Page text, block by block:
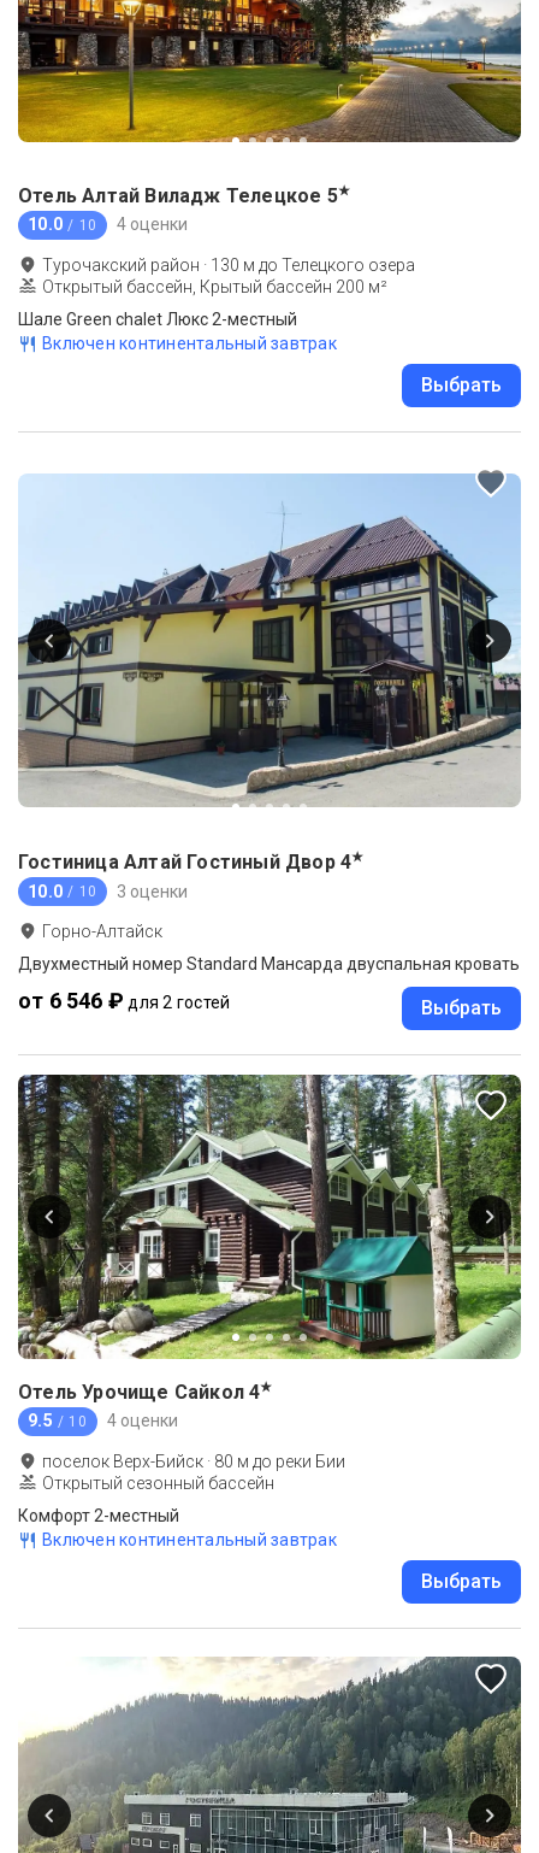
Отель Алтай Виладж Телецкое 5★
10.0 / 10 4 оценки
Турочакский район · 130 м до Телецкого озера
Открытый бассейн, Крытый бассейн 200 м²
Шале Green chalet Люкс 2-местный
Включен континентальный завтрак
Выбрать
Гостиница Алтай Гостиный Двор 4★
10.0 / 10 3 оценки
Горно-Алтайск
Двухместный номер Standard Мансарда двуспальная кровать
от 6 546 ₽ для 2 гостей Выбрать
Отель Урочище Сайкол 4★
9.5 / 10 4 оценки
поселок Верх-Бийск · 80 м до реки Бии
Открытый сезонный бассейн
Комфорт 2-местный
Включен континентальный завтрак
Выбрать